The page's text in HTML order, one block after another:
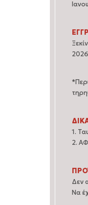
1.
2.
Δεν
Να